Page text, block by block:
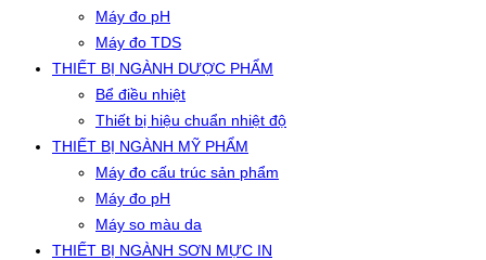
Máy đo pH
Máy đo TDS
THIẾT BỊ NGÀNH DƯỢC PHẨM
Bể điều nhiệt
Thiết bị hiệu chuẩn nhiệt độ
THIẾT BỊ NGÀNH MỸ PHẨM
Máy đo cấu trúc sản phẩm
Máy đo pH
Máy so màu da
THIẾT BỊ NGÀNH SƠN MỰC IN